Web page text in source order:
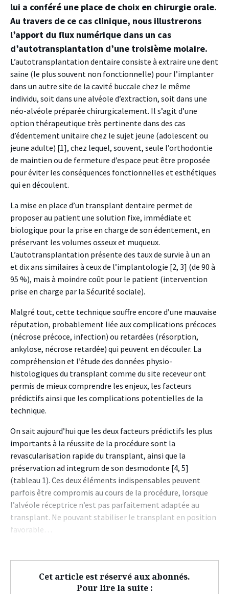
lui a conféré une place de choix en chirurgie orale.
Au travers de ce cas clinique, nous illustrerons
l’apport du flux numérique dans un cas
d’autotransplantation d’une troisième molaire.
L’autotransplantation dentaire consiste à extraire une dent
saine (le plus souvent non fonctionnelle) pour l’implanter
dans un autre site de la cavité buccale chez le même
individu, soit dans une alvéole d’extraction, soit dans une
néo-alvéole préparée chirurgicalement. Il s’agit d’une
option thérapeutique très pertinente dans des cas
d’édentement unitaire chez le sujet jeune (adolescent ou
jeune adulte) [1], chez lequel, souvent, seule l’orthodontie
de maintien ou de fermeture d’espace peut être proposée
pour éviter les conséquences fonctionnelles et esthétiques
qui en découlent.
La mise en place d’un transplant dentaire permet de
proposer au patient une solution fixe, immédiate et
biologique pour la prise en charge de son édentement, en
préservant les volumes osseux et muqueux.
L’autotransplantation présente des taux de survie à un an
et dix ans similaires à ceux de l’implantologie [2, 3] (de 90 à
95 %), mais à moindre coût pour le patient (intervention
prise en charge par la Sécurité sociale).
Malgré tout, cette technique souffre encore d’une mauvaise
réputation, probablement liée aux complications précoces
(nécrose précoce, infection) ou retardées (résorption,
ankylose, nécrose retardée) qui peuvent en découler. La
compréhension et l’étude des données physio-
histologiques du transplant comme du site receveur ont
permis de mieux comprendre les enjeux, les facteurs
prédictifs ainsi que les complications potentielles de la
technique.
On sait aujourd’hui que les deux facteurs prédictifs les plus
importants à la réussite de la procédure sont la
revascularisation rapide du transplant, ainsi que la
préservation ad integrum de son desmodonte [4, 5]
(tableau 1). Ces deux éléments indispensables peuvent
parfois être compromis au cours de la procédure, lorsque
l’alvéole réceptrice n’est pas parfaitement adaptée au
transplant. Ne pouvant stabiliser le transplant en position
favorable…
Cet article est réservé aux abonnés.
Pour lire la suite :